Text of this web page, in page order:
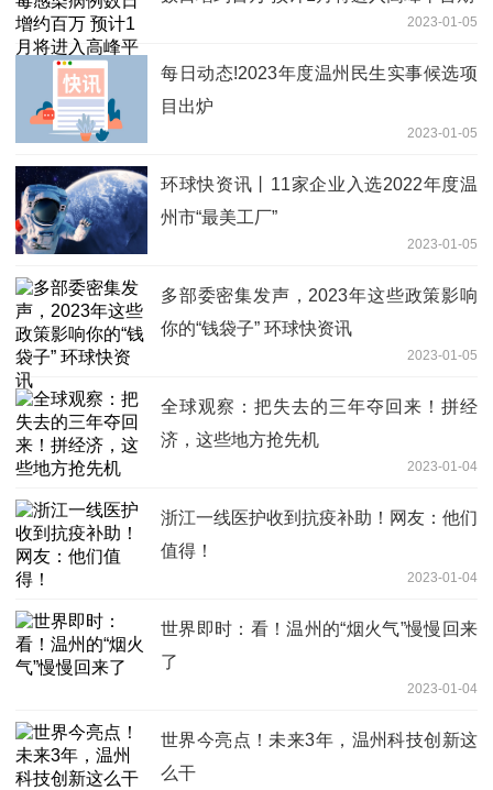
2023-01-05
每日动态!2023年度温州民生实事候选项
目出炉
2023-01-05
环球快资讯丨11家企业入选2022年度温
州市“最美工厂”
2023-01-05
多部委密集发声，2023年这些政策影响
你的“钱袋子” 环球快资讯
2023-01-05
全球观察：把失去的三年夺回来！拼经
济，这些地方抢先机
2023-01-04
浙江一线医护收到抗疫补助！网友：他们
值得！
2023-01-04
世界即时：看！温州的“烟火气”慢慢回来
了
2023-01-04
世界今亮点！未来3年，温州科技创新这
么干